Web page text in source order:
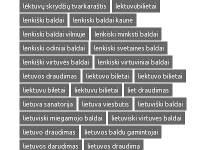
lėktuvų skrydžių tvarkaraštis
lektuvubilietai
lenkiški baldai
lenkiski baldai kaune
lenkiski baldai vilniuje
lenkiski minksti baldai
lenkiski odiniai baldai
lenkiski svetaines baldai
lenkiški virtuvės baldai
lenkiski virtuviniai baldai
letuvos draudimas
liektuvo biletai
liektuvo bilietai
liektuvu biletai
liektuvu bilietai
liet draudimas
lietuva sanatorija
lietuva viesbutis
lietuviški baldai
lietuviski miegamojo baldai
lietuviski virtuves baldai
lietuvo draudimas
lietuvos baldu gamintojai
lietuvos darudimas
lietuvos draudima